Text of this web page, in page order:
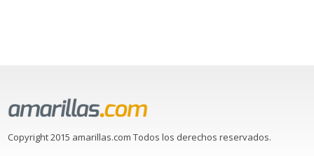
Copyright 2015 amarillas.com Todos los derechos reservados.